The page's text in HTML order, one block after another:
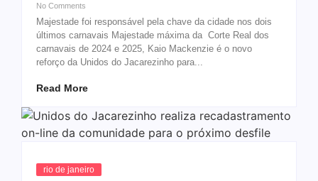
No Comments
Majestade foi responsável pela chave da cidade nos dois
últimos carnavais Majestade máxima da Corte Real dos
carnavais de 2024 e 2025, Kaio Mackenzie é o novo
reforço da Unidos do Jacarezinho para...
Read More
rio de janeiro